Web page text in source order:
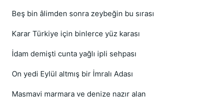
Beş bin âlimden sonra zeybeğin bu sırası
Karar Türkiye için binlerce yüz karası
İdam demişti cunta yağlı ipli sehpası
On yedi Eylül altmış bir İmralı Adası
Masmavi marmara ve denize nazır alan